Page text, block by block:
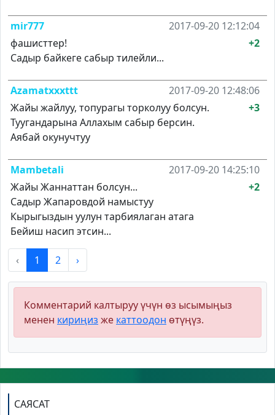
mir777
2017-09-20 12:12:04
фашисттер!
Садыр байкеге сабыр тилейли...
+2
Azamatxxxttt
2017-09-20 12:48:06
Жайы жайлуу, топурагы торколуу болсун.
Туугандарына Аллахым сабыр берсин.
Аябай окунучтуу
+3
Mambetali
2017-09-20 14:25:10
Жайы Жаннаттан болсун...
Садыр Жапаровдой намыстуу
Кырыгыздын уулун тарбиялаган атага
Бейиш насип этсин...
+2
‹ 1 2 ›
Комментарий калтыруу үчүн өз ысымыңыз
менен кириңиз же каттоодон өтүңүз.
САЯСАТ